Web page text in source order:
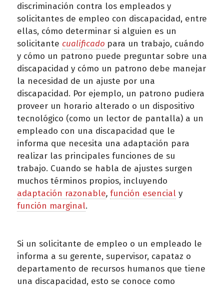
discriminación contra los empleados y
solicitantes de empleo con discapacidad, entre
ellas, cómo determinar si alguien es un
solicitante cualificado para un trabajo, cuándo
y cómo un patrono puede preguntar sobre una
discapacidad y cómo un patrono debe manejar
la necesidad de un ajuste por una
discapacidad. Por ejemplo, un patrono pudiera
proveer un horario alterado o un dispositivo
tecnológico (como un lector de pantalla) a un
empleado con una discapacidad que le
informa que necesita una adaptación para
realizar las principales funciones de su
trabajo. Cuando se habla de ajustes surgen
muchos términos propios, incluyendo
adaptación razonable, función esencial y
función marginal.
Si un solicitante de empleo o un empleado le
informa a su gerente, supervisor, capataz o
departamento de recursos humanos que tiene
una discapacidad, esto se conoce como